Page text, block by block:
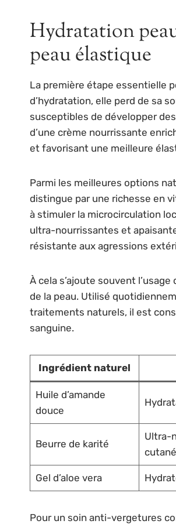
Hydratation
peau élastique
La première étape essentielle
d’hydratation, elle perd de sa
susceptibles de développer
d’une crème nourrissante
et favorisant une meilleure
Parmi les meilleures options
distingue par une richesse en
à stimuler la microcirculation
ultra-nourrissantes et
résistante aux agressions
À cela s’ajoute souvent
de la peau. Utilisé
traitements naturels, il est
sanguine.
Ingrédient naturel
Huile d’amande
douce
Beurre de karité
Ultra-
Gel d’aloe vera
Pour un soin anti-vergetures